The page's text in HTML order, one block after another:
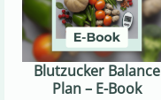
Blutzucker Balance
Plan – E-Book